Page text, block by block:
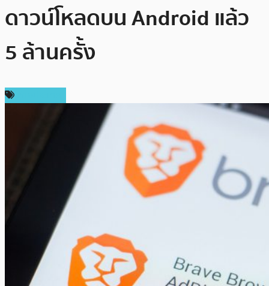
ดาวน์โหลดบน Android แล้ว
5 ล้านครั้ง